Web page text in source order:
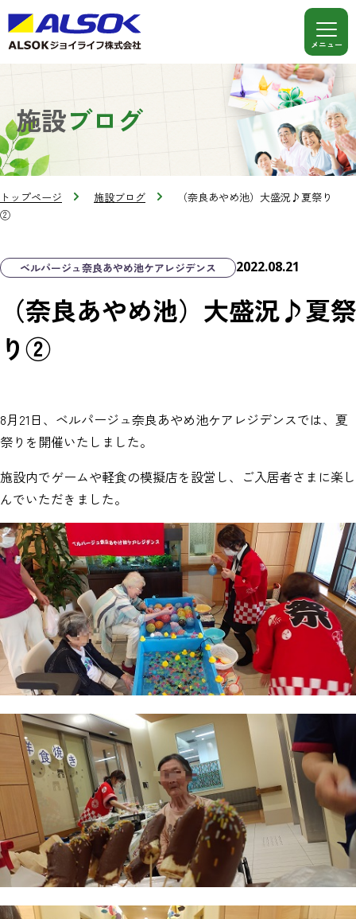
施設ブログ
トップページ 施設ブログ
（奈良あやめ池）大盛況♪夏祭り
②
ベルパージュ奈良あやめ池ケアレジデンス 2022.08.21
（奈良あやめ池）大盛況♪夏祭
り②
8月21日、ベルパージュ奈良あやめ池ケアレジデンスでは、夏
祭りを開催いたしました。
施設内でゲームや軽食の模擬店を設営し、ご入居者さまに楽し
んでいただきました。